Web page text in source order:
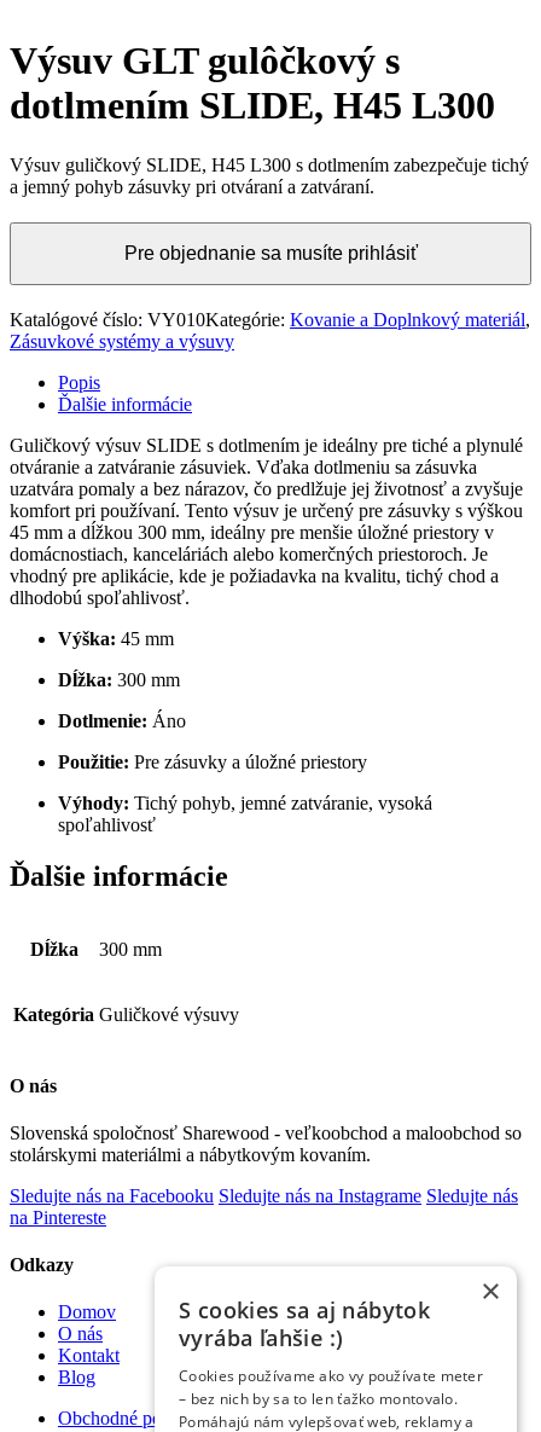
Výsuv GLT gulôčkový s
dotlmením SLIDE, H45 L300
Výsuv guličkový SLIDE, H45 L300 s dotlmením zabezpečuje tichý
a jemný pohyb zásuvky pri otváraní a zatváraní.
Pre objednanie sa musíte prihlásiť
Katalógové číslo: VY010Kategórie: Kovanie a Doplnkový materiál,
Zásuvkové systémy a výsuvy
Popis
Ďalšie informácie
Guličkový výsuv SLIDE s dotlmením je ideálny pre tiché a plynulé
otváranie a zatváranie zásuviek. Vďaka dotlmeniu sa zásuvka
uzatvára pomaly a bez nárazov, čo predlžuje jej životnosť a zvyšuje
komfort pri používaní. Tento výsuv je určený pre zásuvky s výškou
45 mm a dĺžkou 300 mm, ideálny pre menšie úložné priestory v
domácnostiach, kanceláriách alebo komerčných priestoroch. Je
vhodný pre aplikácie, kde je požiadavka na kvalitu, tichý chod a
dlhodobú spoľahlivosť.
Výška: 45 mm
Dĺžka: 300 mm
Dotlmenie: Áno
Použitie: Pre zásuvky a úložné priestory
Výhody: Tichý pohyb, jemné zatváranie, vysoká
spoľahlivosť
Ďalšie informácie
Dĺžka 300 mm
Kategória Guličkové výsuvy
O nás
Slovenská spoločnosť Sharewood - veľkoobchod a maloobchod so
stolárskymi materiálmi a nábytkovým kovaním.
Sledujte nás na Facebooku Sledujte nás na Instagrame Sledujte nás
na Pintereste
Odkazy
Domov
O nás
Kontakt
Blog
Obchodné podmienky
×
S cookies sa aj nábytok
vyrába ľahšie :)
Cookies používame ako vy používate meter
– bez nich by sa to len ťažko montovalo.
Pomáhajú nám vylepšovať web, reklamy a